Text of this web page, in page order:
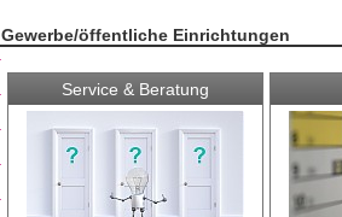
Gewerbe/öffentliche Einrichtungen
Service & Beratung